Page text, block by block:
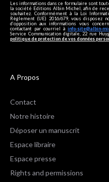
Les informations dans ce formulaire sont
la société Editions Albin Michel, afin de
souhaitez. Conformément à la Loi
Règlement (UE) 2016/679, vous
d’opposition aux informations vous
contactant par courriel à info-site@albin-
Service Communication digitale, 22 rue
politique de protection de vos données
A Propos
Contact
Notre histoire
Déposer un manuscrit
Espace libraire
Espace presse
Rights and permissions